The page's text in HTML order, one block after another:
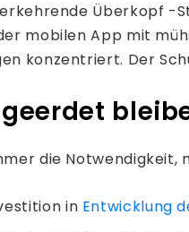
Überkopf -
mobilen App mit
konzentriert. Der
geerdet
die Notwendigkeit,
in Entwicklung